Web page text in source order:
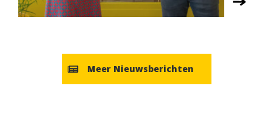
Meer Nieuwsberichten